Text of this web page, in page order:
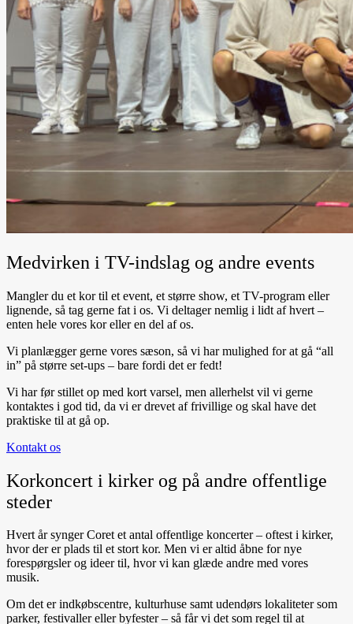
Medvirken i TV-indslag og andre events
Mangler du et kor til et event, et større show, et TV-program eller
lignende, så tag gerne fat i os. Vi deltager nemlig i lidt af hvert –
enten hele vores kor eller en del af os.
Vi planlægger gerne vores sæson, så vi har mulighed for at gå “all
in” på større set-ups – bare fordi det er fedt!
Vi har før stillet op med kort varsel, men allerhelst vil vi gerne
kontaktes i god tid, da vi er drevet af frivillige og skal have det
praktiske til at gå op.
Kontakt os
Korkoncert i kirker og på andre offentlige
steder
Hvert år synger Coret et antal offentlige koncerter – oftest i kirker,
hvor der er plads til et stort kor. Men vi er altid åbne for nye
forespørgsler og ideer til, hvor vi kan glæde andre med vores
musik.
Om det er indkøbscentre, kulturhuse samt udendørs lokaliteter som
parker, festivaller eller byfester – så får vi det som regel til at